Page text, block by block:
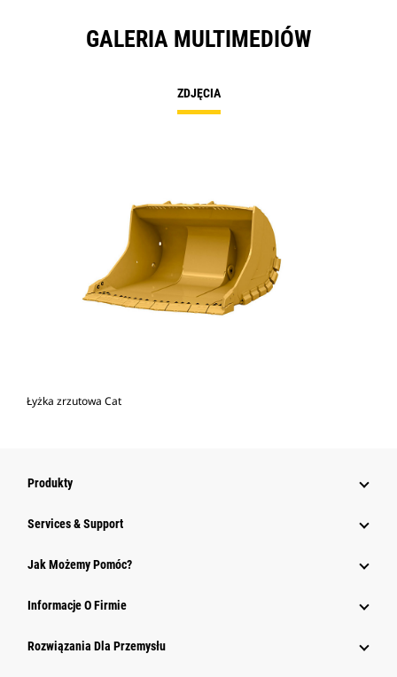
GALERIA MULTIMEDIÓW
ZDJĘCIA
Łyżka zrzutowa Cat
Produkty
Services & Support
Jak Możemy Pomóc?
Informacje O Firmie
Rozwiązania Dla Przemysłu